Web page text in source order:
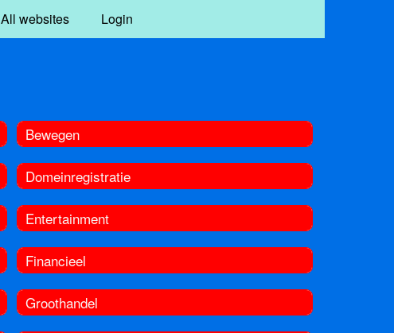
All websites Login
Bewegen
Domeinregistratie
Entertainment
Financieel
Groothandel